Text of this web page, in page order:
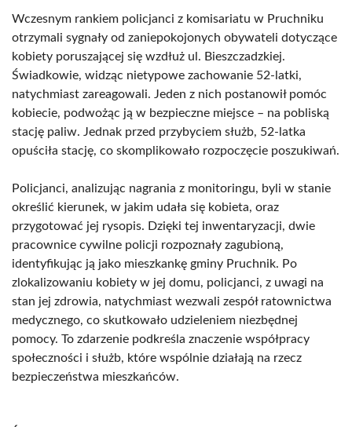
Wczesnym rankiem policjanci z komisariatu w Pruchniku
otrzymali sygnały od zaniepokojonych obywateli dotyczące
kobiety poruszającej się wzdłuż ul. Bieszczadzkiej.
Świadkowie, widząc nietypowe zachowanie 52-latki,
natychmiast zareagowali. Jeden z nich postanowił pomóc
kobiecie, podwożąc ją w bezpieczne miejsce – na pobliską
stację paliw. Jednak przed przybyciem służb, 52-latka
opuściła stację, co skomplikowało rozpoczęcie poszukiwań.
Policjanci, analizując nagrania z monitoringu, byli w stanie
określić kierunek, w jakim udała się kobieta, oraz
przygotować jej rysopis. Dzięki tej inwentaryzacji, dwie
pracownice cywilne policji rozpoznały zagubioną,
identyfikując ją jako mieszkankę gminy Pruchnik. Po
zlokalizowaniu kobiety w jej domu, policjanci, z uwagi na
stan jej zdrowia, natychmiast wezwali zespół ratownictwa
medycznego, co skutkowało udzieleniem niezbędnej
pomocy. To zdarzenie podkreśla znaczenie współpracy
społeczności i służb, które wspólnie działają na rzecz
bezpieczeństwa mieszkańców.